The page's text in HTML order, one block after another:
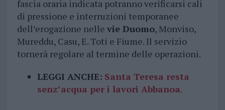
fascia oraria indicata potranno verificarsi cali
di pressione e interruzioni temporanee
dell’erogazione nelle vie Duomo, Monviso,
Mureddu, Casu, E. Toti e Fiume. Il servizio
tornerà regolare al termine delle operazioni.
LEGGI ANCHE: Santa Teresa resta
senz’acqua per i lavori Abbanoa.